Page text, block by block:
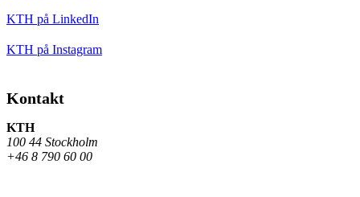
KTH på LinkedIn
KTH på Instagram
Kontakt
KTH
100 44 Stockholm
+46 8 790 60 00